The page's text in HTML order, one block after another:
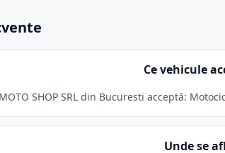
Ce vehicule
SHOP SRL din Bucuresti acceptă:
Unde se